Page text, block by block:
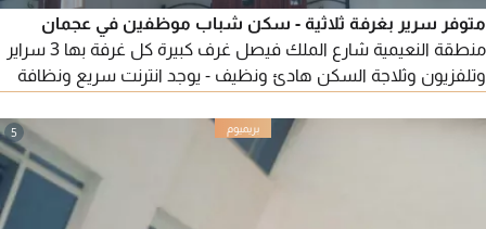
متوفر سرير بغرفة ثلاثية - سكن شباب موظفين في عجمان
منطقة النعيمية شارع الملك فيصل غرف كبيرة كل غرفة بها 3 سراير
وتلفزيون وثلاجة السكن هادئ ونظيف - يوجد انترنت سريع ونظافة
5